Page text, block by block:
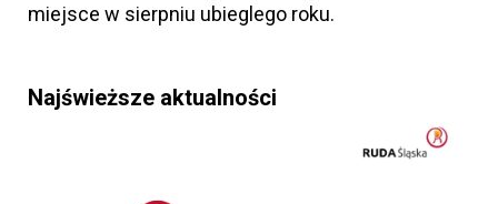
miejsce w sierpniu ubieglego roku.
Najświeższe aktualności